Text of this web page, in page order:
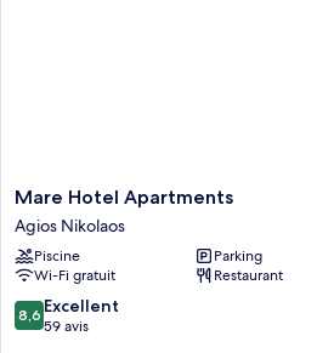
Mare
Hotel
Apartments
Agios
Nikolaos
Mare Hotel Apartments
Agios Nikolaos
Piscine
Parking
Wi-Fi gratuit
Restaurant
8.6
sur
8,6 Excellent
59 avis